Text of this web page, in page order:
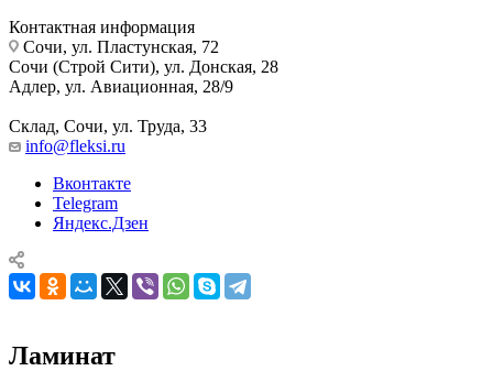
Контактная информация
Сочи, ул. Пластунская, 72
Сочи (Строй Сити), ул. Донская, 28
Адлер, ул. Авиационная, 28/9
Склад, Сочи, ул. Труда, 33
info@fleksi.ru
Вконтакте
Telegram
Яндекс.Дзен
Ламинат